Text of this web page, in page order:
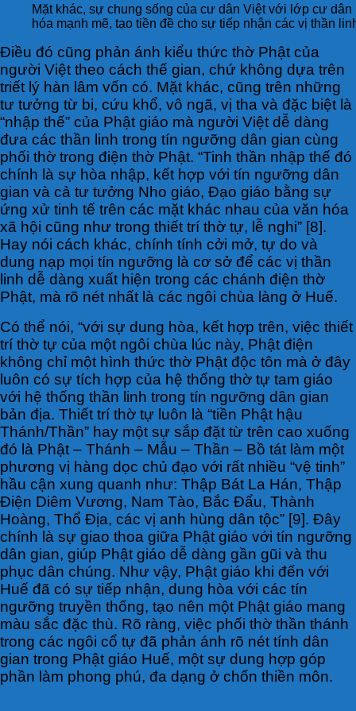
Mặt khác, sự chung sống của cư dân Việt với lớp cư
hóa mạnh mẽ, tạo tiền đề cho sự tiếp nhận các vị thần
Điều đó cũng phản ánh kiểu thức thờ Phật của
người Việt theo cách thế gian, chứ không dựa trên
triết lý hàn lâm vốn có. Mặt khác, cũng trên những
tư tưởng từ bi, cứu khổ, vô ngã, vị tha và đặc biệt là
“nhập thế” của Phật giáo mà người Việt dễ dàng
đưa các thần linh trong tín ngưỡng dân gian cùng
phối thờ trong điện thờ Phật. “Tinh thần nhập thế đó
chính là sự hòa nhập, kết hợp với tín ngưỡng dân
gian và cả tư tưởng Nho giáo, Đạo giáo bằng sự
ứng xử tinh tế trên các mặt khác nhau của văn hóa
xã hội cũng như trong thiết trí thờ tự, lễ nghi” [8].
Hay nói cách khác, chính tính cởi mở, tự do và
dung nạp mọi tín ngưỡng là cơ sở để các vị thần
linh dễ dàng xuất hiện trong các chánh điện thờ
Phật, mà rõ nét nhất là các ngôi chùa làng ở Huế.
Có thể nói, “với sự dung hòa, kết hợp trên, việc thiết
trí thờ tự của một ngôi chùa lúc này, Phật điện
không chỉ một hình thức thờ Phật độc tôn mà ở đây
luôn có sự tích hợp của hệ thống thờ tự tam giáo
với hệ thống thần linh trong tín ngưỡng dân gian
bản địa. Thiết trí thờ tự luôn là “tiền Phật hậu
Thánh/Thần” hay một sự sắp đặt từ trên cao xuống
đó là Phật – Thánh – Mẫu – Thần – Bồ tát làm một
phương vị hàng dọc chủ đạo với rất nhiều “vệ tinh”
hầu cận xung quanh như: Thập Bát La Hán, Thập
Điện Diêm Vương, Nam Tào, Bắc Đẩu, Thành
Hoàng, Thổ Địa, các vị anh hùng dân tộc” [9]. Đây
chính là sự giao thoa giữa Phật giáo với tín ngưỡng
dân gian, giúp Phật giáo dễ dàng gần gũi và thu
phục dân chúng. Như vậy, Phật giáo khi đến với
Huế đã có sự tiếp nhận, dung hòa với các tín
ngưỡng truyền thống, tạo nên một Phật giáo mang
màu sắc đặc thù. Rõ ràng, việc phối thờ thần thánh
trong các ngôi cổ tự đã phản ánh rõ nét tính dân
gian trong Phật giáo Huế, một sự dung hợp góp
phần làm phong phú, đa dạng ở chốn thiền môn.